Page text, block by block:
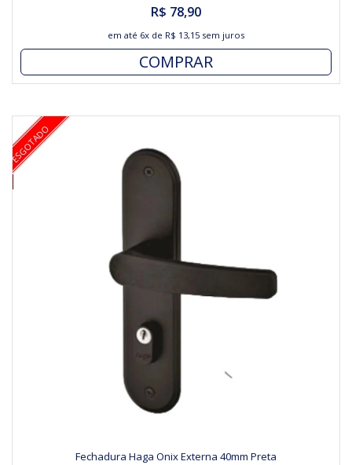
R$ 78,90
em até 6x de R$ 13,15 sem juros
COMPRAR
ESGOTADO
Fechadura Haga Onix Externa 40mm Preta